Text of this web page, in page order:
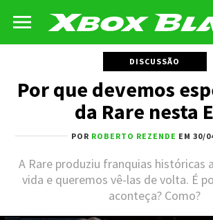
DISCUSSÃO
Por que devemos
da Rare nesta
POR ROBERTO REZENDE EM 30/
A Rare produziu franquias históricas
vida e queremos vê-las de volta. É
aconteça? Como?